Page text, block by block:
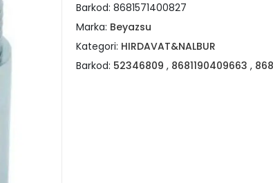
Barkod: 8681571400827
Marka: Beyazsu
Kategori: HIRDAVAT&NALBUR
Barkod: 52346809 , 8681190409663 ,